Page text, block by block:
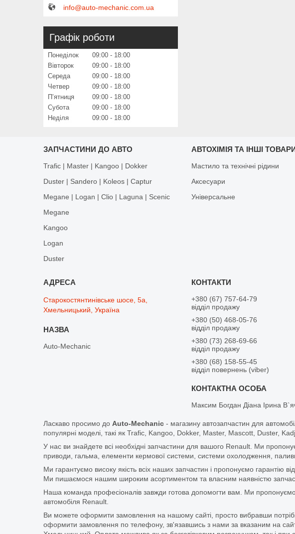
info@auto-mechanic.com.ua
Графік роботи
Понеділок 09:00
18:00
Вівторок
09:00
18:00
Середа
09:00
18:00
Четвер
09:00
18:00
Пʼятниця
09:00
18:00
Субота
09:00
18:00
Неділя
09:00 18:00
ЗАПЧАСТИНИ ДО АВТО
Trafic | Master | Kangoo | Dokker
Duster | Sandero | Koleos | Captur
Megane | Logan | Clio | Laguna | Scenic
Megane
Kangoo
Logan
Duster
АВТОХІМІЯ ТА ІНШІ
Мастило та технічні рідини
Аксесуари
Універсальне
Старокостянтинівське шосе, 5а,
Хмельницький, Україна
Auto-Mechanic
+380 (67) 757-64-79
відділ продажу
+380 (50) 468-05-76
відділ продажу
+380 (73) 268-69-66
відділ продажу
+380 (68) 158-55-45
відділ повернень (viber)
Максим Богдан Діана Ірина
Ласкаво просимо до Auto-Mechanic - магазину автозапчастин для
популярні моделі, такі як Trafic, Kangoo, Dokker, Master, Mascott, Duster,
У нас ви знайдете всі необхідні запчастини для вашого Renault. Ми
приводи, гальма, елементи кермової системи, системи охолодження,
Ми гарантуємо високу якість всіх наших запчастин і пропонуємо
Ми пишаємося нашим широким асортиментом та власним наявністю
Наша команда професіоналів завжди готова допомогти вам. Ми
автомобіля Renault.
Ви можете оформити замовлення на нашому сайті, просто вибравши
оформити замовлення по телефону, зв'язавшись з нами за вказаним на